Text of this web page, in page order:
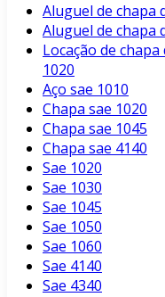
Aluguel de chapa
Aluguel de chapa
Locação de
1020
Aço sae 1010
Chapa sae 1020
Chapa sae 1045
Chapa sae 4140
Sae 1020
Sae 1030
Sae 1045
Sae 1050
Sae 1060
Sae 4140
Sae 4340